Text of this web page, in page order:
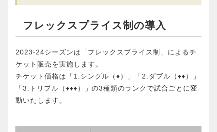
フレックスプライス制の導入
2023-24シーズンは「フレックスプライス制」によるチ
ケット販売を実施します。
チケット価格は「1.シングル（♦）」「2.ダブル（♦♦）」
「3.トリプル（♦♦♦）」の3種類のランクで試合ごとに変
動いたします。